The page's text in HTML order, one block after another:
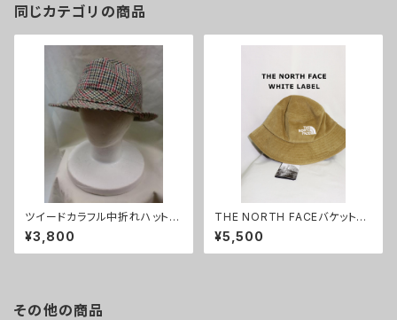
同じカテゴリの商品
ツイードカラフル中折れハット☆
goodデザインカラー57
¥3,800
THE NORTH FACEバケットハ
ットキャメル/ホワイトレーベル日
本未入荷M
¥5,500
その他の商品